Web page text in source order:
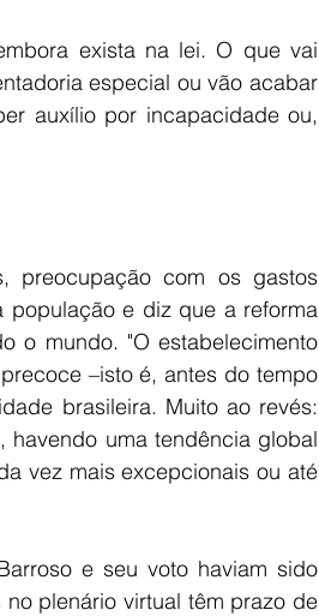
exista na lei. O que vai
especial ou vão acabar
auxílio por incapacidade ou,
e diz que a reforma
o mundo. "O estabelecimento
–isto é, antes do tempo
brasileira. Muito ao revés:
uma tendência global
vez mais excepcionais ou até
e seu voto haviam sido
plenário virtual têm prazo de